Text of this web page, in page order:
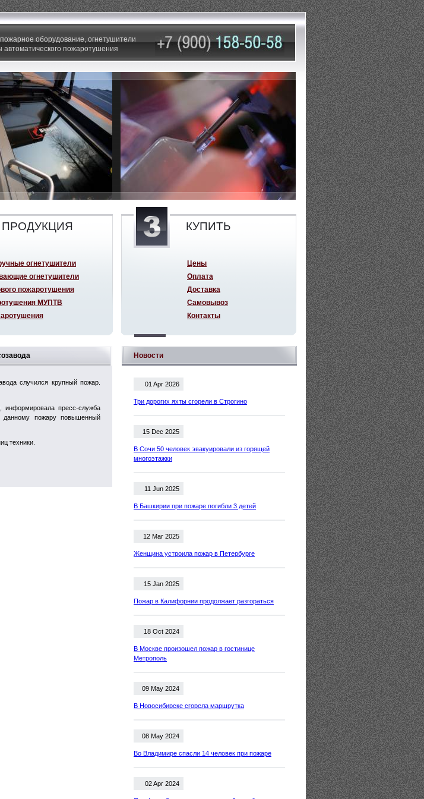
случился крупный пожар.
информировала пресс-служба
данному пожару повышенный
техники.
Новости
01 Apr 2026
Три дорогих яхты сгорели в Строгино
15 Dec 2025
В Сочи 50 человек эвакуировали из горящей
многоэтажки
11 Jun 2025
В Башкирии при пожаре погибли 3 детей
12 Mar 2025
Женщина устроила пожар в Петербурге
15 Jan 2025
Пожар в Калифорнии продолжает разгораться
18 Oct 2024
В Москве произошел пожар в гостинице
Метрополь
09 May 2024
В Новосибирске сгорела маршрутка
08 May 2024
Во Владимире спасли 14 человек при пожаре
02 Apr 2024
оборудование, огнетушители
автоматического пожаротушения
ПРОДУКЦИЯ
огнетушители
огнетушители
пожаротушения
МУПТВ
КУПИТЬ
Цены
Оплата
Доставка
Самовывоз
Контакты